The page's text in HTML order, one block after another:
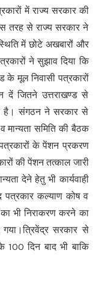
में राज्य सरकार की
तरह से राज्य सरकार ने
में छोटे अखबारों और
ने सुझाव दिया कि
के मूल निवासी पत्रकारों
दें जितने उत्तराखण्ड से
है। संगठन ने सरकार से
मान्यता समिति की बैठक
के पेंशन प्रकरण
की पेंशन तत्काल जारी
देने हेतु भी कार्यवाही
पत्रकार कल्याण कोष व
भी निराकरण करने का
सरकार से
दिन बाद भी बाकि